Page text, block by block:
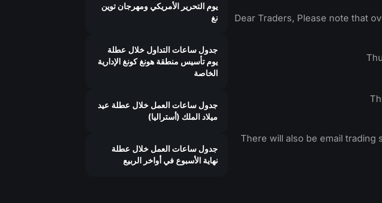
Dear Traders, Please note that
There will also be email
يوم التحرير الأمريكي ومهرجان توين
نغ
جدول ساعات التداول خلال عطلة
يوم تأسيس منطقة هونغ كونغ الإدارية
الخاصة
جدول ساعات العمل خلال عطلة عيد
ميلاد الملك (أستراليا)
جدول ساعات العمل خلال عطلة
نهاية الأسبوع في أواخر الربيع